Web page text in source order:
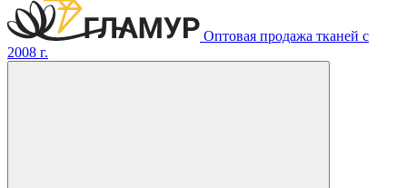
Оптовая продажа тканей с
2008 г.